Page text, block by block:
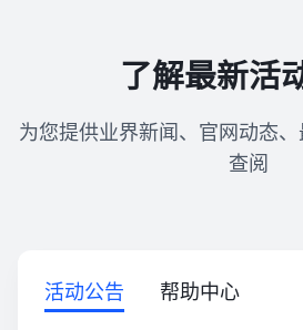
了解最新活
为您提供业界新闻、官网动态
查阅
活动公告 帮助中心